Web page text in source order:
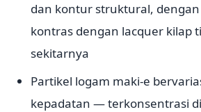
dan kontur struktural,
kontras dengan lacquer kilap
sekitarnya
Partikel logam maki-e
kepadatan — terkonsentrasi